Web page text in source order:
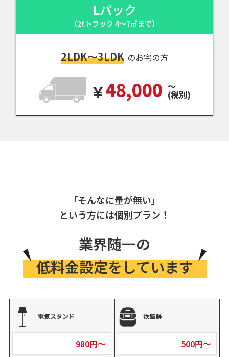
Lパック
（2tトラック 4～7㎥まで）
2LDK～3LDK のお宅の方
48,000 ～
(税別)
「そんなに量が無い」
という方には個別プラン！
業界随一の
低料金設定をしています
電気スタンド
980円～
炊飯器
500円～